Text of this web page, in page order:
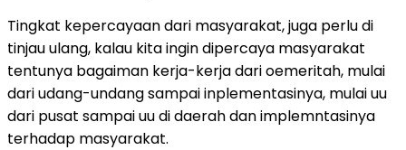
Tingkat kepercayaan dari masyarakat, juga perlu di
tinjau ulang, kalau kita ingin dipercaya masyarakat
tentunya bagaiman kerja-kerja dari oemeritah, mulai
dari udang-undang sampai inplementasinya, mulai uu
dari pusat sampai uu di daerah dan implemntasinya
terhadap masyarakat.